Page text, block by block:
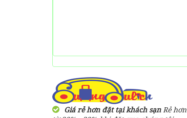
Giá rẻ hơn đặt tại khách sạnRẻ hơn